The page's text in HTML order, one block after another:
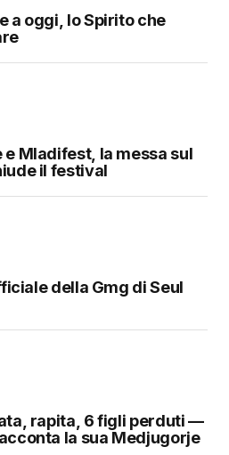
a oggi, lo Spirito che
Mladifest, la messa sul
il festival
della Gmg di Seul
rapita, 6 figli perduti —
la sua Medjugorje